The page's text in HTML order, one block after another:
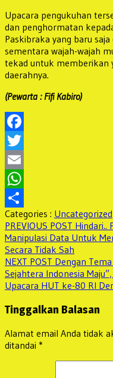
Upacara pengukuhan
dan penghormatan
Paskibraka yang baru
sementara wajah-wajah
tekad untuk memberikan
daerahnya.
(Pewarta : Fifi Kabiro)
Facebook
Twitter
Email
WhatsApp
Share
Categories : Uncategorized
Navigasi
pos
PREVIOUS POST Previous
post:
Hindari..
Manipulasi Data Untuk
Secara Tidak Sah
NEXT POST Next
post:
Dengan
Sejahtera Indonesia
Upacara HUT ke-80 RI
Tinggalkan Balasan
Alamat email Anda tidak
ditandai *